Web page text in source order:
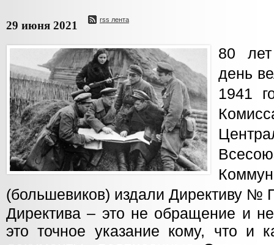
29 июня 2021 rss лента
80
день
1941
(большевиков) издали Директиву №
Директива – это не обращение и
это точное указание кому, что и